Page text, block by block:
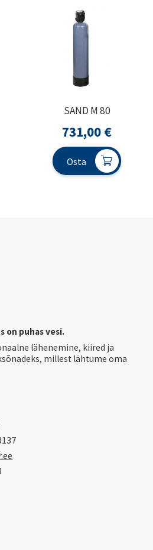
SAND M 80
731,00 €
Osta
on puhas vesi.
lähenemine, kiired ja
millest lähtume oma